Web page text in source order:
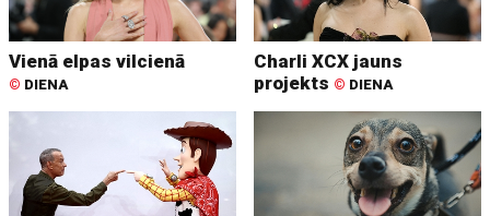
Vienā elpas vilcienā
© DIENA
Charli XCX jauns
projekts © DIENA